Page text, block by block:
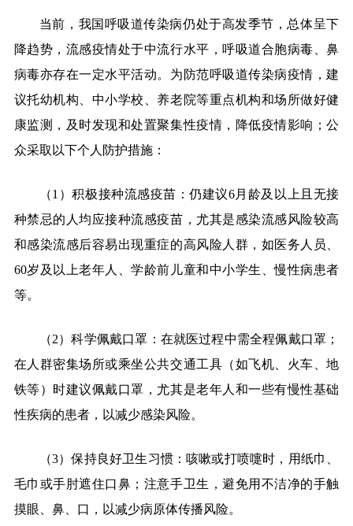
当前，我国呼吸道传染病仍处于高发季节，总体呈下
降趋势，流感疫情处于中流行水平，呼吸道合胞病毒、鼻
病毒亦存在一定水平活动。为防范呼吸道传染病疫情，建
议托幼机构、中小学校、养老院等重点机构和场所做好健
康监测，及时发现和处置聚集性疫情，降低疫情影响；公
众采取以下个人防护措施：
（1）积极接种流感疫苗：仍建议6月龄及以上且无接
种禁忌的人均应接种流感疫苗，尤其是感染流感风险较高
和感染流感后容易出现重症的高风险人群，如医务人员、
60岁及以上老年人、学龄前儿童和中小学生、慢性病患者
等。
（2）科学佩戴口罩：在就医过程中需全程佩戴口罩；
在人群密集场所或乘坐公共交通工具（如飞机、火车、地
铁等）时建议佩戴口罩，尤其是老年人和一些有慢性基础
性疾病的患者，以减少感染风险。
（3）保持良好卫生习惯：咳嗽或打喷嚏时，用纸巾、
毛巾或手肘遮住口鼻；注意手卫生，避免用不洁净的手触
摸眼、鼻、口，以减少病原体传播风险。